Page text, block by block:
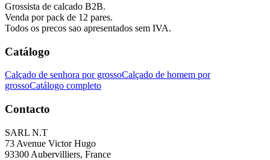
Grossista de calcado B2B.
Venda por pack de 12 pares.
Todos os precos sao apresentados sem IVA.
Catálogo
Calçado de senhora por grossoCalçado de homem por
grossoCatálogo completo
Contacto
SARL N.T
73 Avenue Victor Hugo
93300 Aubervilliers, France